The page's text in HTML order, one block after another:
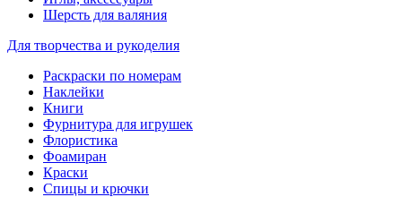
Шерсть для валяния
Для творчества и рукоделия
Раскраски по номерам
Наклейки
Книги
Фурнитура для игрушек
Флористика
Фоамиран
Краски
Спицы и крючки